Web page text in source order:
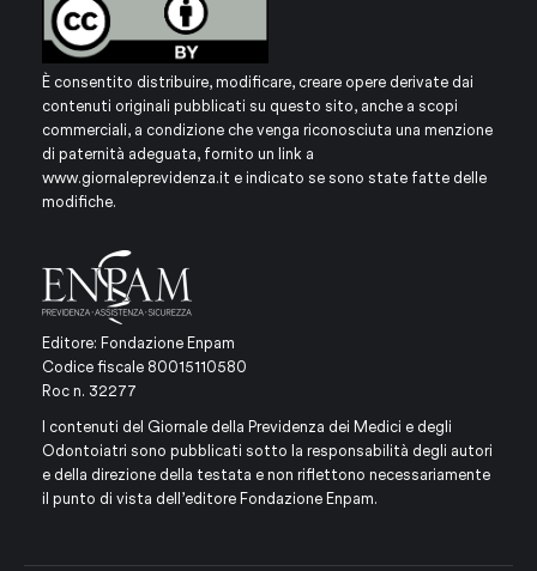
È consentito distribuire, modificare, creare opere derivate dai
contenuti originali pubblicati su questo sito, anche a scopi
commerciali, a condizione che venga riconosciuta una menzione
di paternità adeguata, fornito un link a
www.giornaleprevidenza.it e indicato se sono state fatte delle
modifiche.
Editore: Fondazione Enpam
Codice fiscale 80015110580
Roc n. 32277
I contenuti del Giornale della Previdenza dei Medici e degli
Odontoiatri sono pubblicati sotto la responsabilità degli autori
e della direzione della testata e non riflettono necessariamente
il punto di vista dell’editore Fondazione Enpam.